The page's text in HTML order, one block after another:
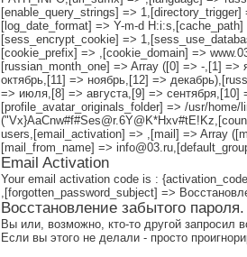
[enable_query_strings] =>
[log_date_format] => Y-m-d
[sess_encrypt_cookie] =>
[cookie_prefix] => ,[cookie_domain] =>
[russian_month_one] => Array ([0] => -,[1]
октябрь,[11] => ноябрь,[12] =>
=> июля,[8] => августа,[9] => сентября,[10]
[profile_avatar_originals_folder] => /usr/
users,[email_activation] => ,[mail] => Array
[mail_from_name] =>
Email Activation
Your email activation code is :
,[forgotten_password_subject] =>
Восстановление забытого пароля.
Вы или, возможно, кто-то другой запросил
Если вы этого не делали - просто